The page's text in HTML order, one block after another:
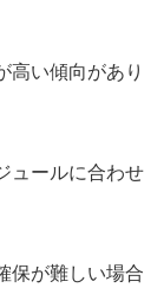
高い傾向があり
ュールに合わせ
保が難しい場合